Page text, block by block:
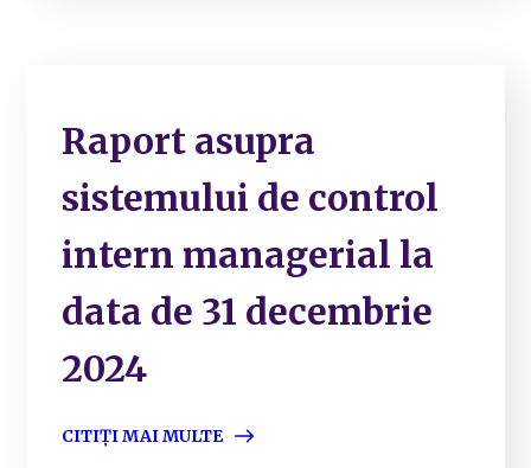
Raport asupra
sistemului de control
intern managerial la
data de 31 decembrie
2024
CITIȚI MAI MULTE